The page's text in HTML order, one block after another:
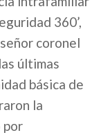
360’,
coronel
últimas
básica de
la
por